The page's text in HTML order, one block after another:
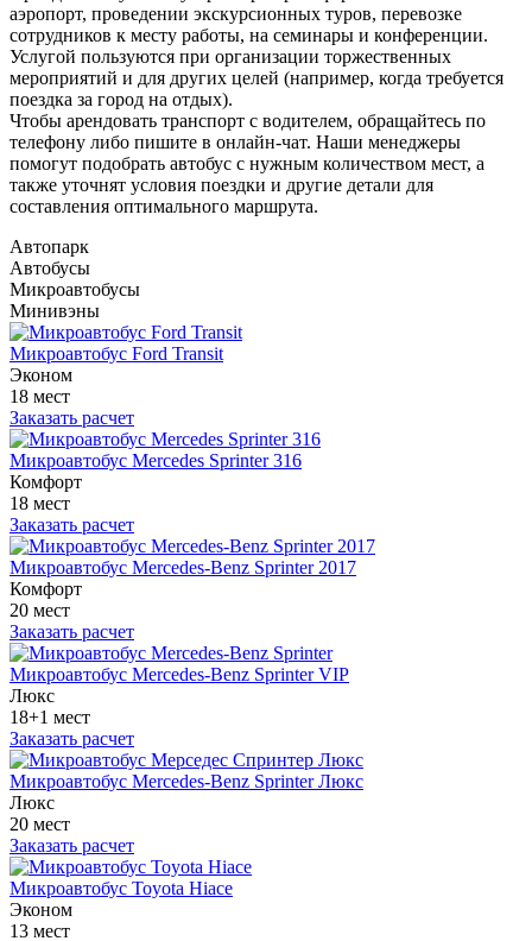
аэропорт, проведении экскурсионных туров, перевозке
сотрудников к месту работы, на семинары и конференции.
Услугой пользуются при организации торжественных
мероприятий и для других целей (например, когда требуется
поездка за город на отдых).
Чтобы арендовать транспорт с водителем, обращайтесь по
телефону либо пишите в онлайн-чат. Наши менеджеры
помогут подобрать автобус с нужным количеством мест, а
также уточнят условия поездки и другие детали для
составления оптимального маршрута.
Автопарк
Автобусы
Микроавтобусы
Минивэны
Микроавтобус Ford Transit
Эконом
18 мест
Заказать расчет
Микроавтобус Mercedes Sprinter 316
Комфорт
18 мест
Заказать расчет
Микроавтобус Mercedes-Benz Sprinter 2017
Комфорт
20 мест
Заказать расчет
Микроавтобус Mercedes-Benz Sprinter VIP
Люкс
18+1 мест
Заказать расчет
Микроавтобус Mercedes-Benz Sprinter Люкс
Люкс
20 мест
Заказать расчет
Микроавтобус Toyota Hiace
Эконом
13 мест